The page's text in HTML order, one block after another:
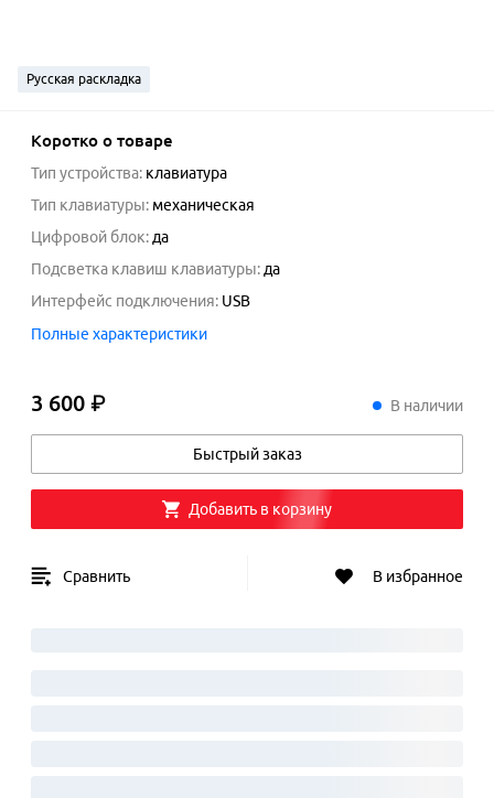
Русская раскладка
Коротко о товаре
Тип устройства: клавиатура
Тип клавиатуры: механическая
Цифровой блок: да
Подсветка клавиш клавиатуры: да
Интерфейс подключения: USB
Полные характеристики
3 600 ₽3 600 ₽ В наличии
Быстрый заказ
Добавить в корзину
Сравнить В избранное